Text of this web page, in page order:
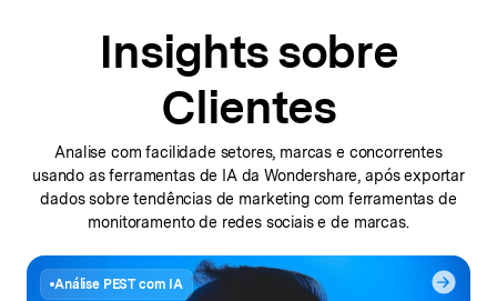
Insights sobre
Clientes
Analise com facilidade setores, marcas e concorrentes
usando as ferramentas de IA da Wondershare, após exportar
dados sobre tendências de marketing com ferramentas de
monitoramento de redes sociais e de marcas.
Análise PEST com IA